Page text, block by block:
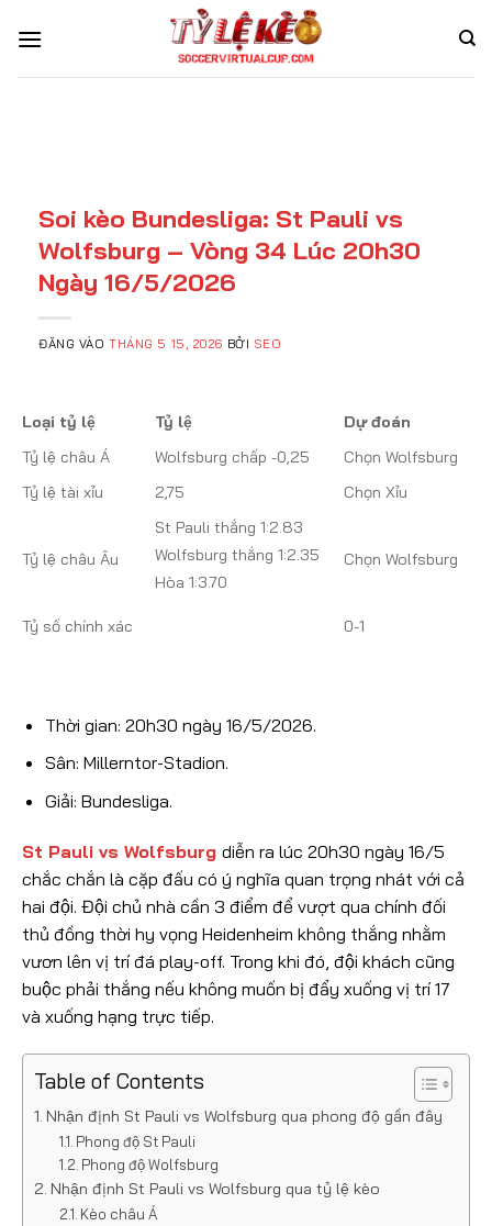
qua
Soi kèo Bundesliga: St Pauli vs
Wolfsburg – Vòng 34 Lúc 20h30
Ngày 16/5/2026
ĐĂNG VÀOTHÁNG 5 15, 2026 BỞI SEO
Loại tỷ lệ Tỷ lệ
Dự đoán
Tỷ lệ châu Á
Wolfsburg chấp -0,25
Chọn Wolfsburg
Tỷ lệ tài xỉu
2,75 Chọn Xỉu
Tỷ lệ châu Âu
St Pauli thắng 1:2.83
Wolfsburg thắng 1:2.35
Hòa 1:3.70
Chọn Wolfsburg
Tỷ số chính xác 0-1
Thời gian: 20h30 ngày 16/5/2026.
Sân: Millerntor-Stadion.
Giải: Bundesliga.
St Pauli vs Wolfsburg diễn ra lúc 20h30 ngày 16/5
chắc chắn là cặp đấu có ý nghĩa quan trọng nhát với cả
hai đội. Đội chủ nhà cần 3 điểm để vượt qua chính đối
thủ đồng thời hy vọng Heidenheim không thắng nhằm
vươn lên vị trí đá play-off. Trong khi đó, đội khách cũng
buộc phải thắng nếu không muốn bị đẩy xuống vị trí 17
và xuống hạng trực tiếp.
Table of Contents
Nhận định St Pauli vs Wolfsburg qua phong độ gần đây
Phong độ St Pauli
Phong độ Wolfsburg
Nhận định St Pauli vs Wolfsburg qua tỷ lệ kèo
Kèo châu Á